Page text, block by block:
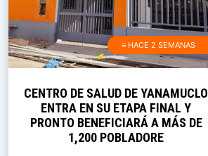
≡ HACE 2 SEMANAS
CENTRO DE SALUD DE YANAMUCLO
ENTRA EN SU ETAPA FINAL Y
PRONTO BENEFICIARÁ A MÁS DE
1,200 POBLADORE